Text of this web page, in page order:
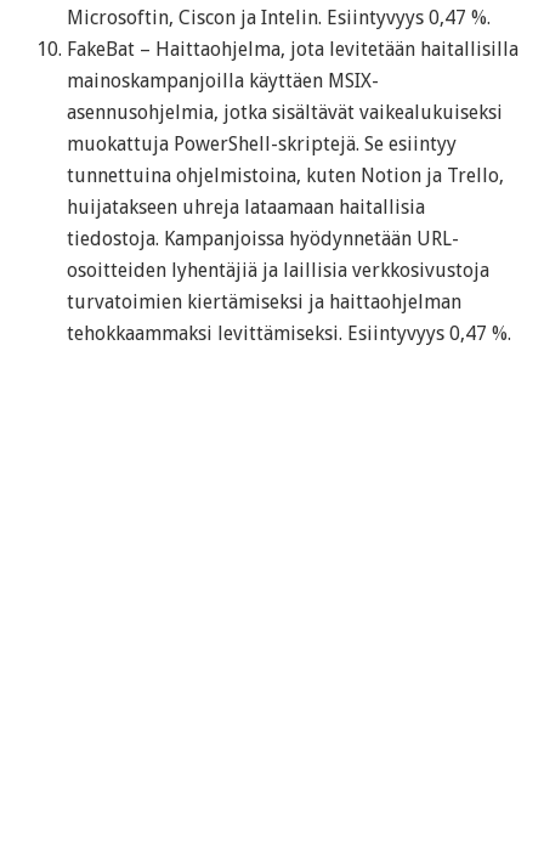
Microsoftin, Ciscon ja Intelin. Esiintyvyys 0,47 %.
FakeBat – Haittaohjelma, jota levitetään haitallisilla
mainoskampanjoilla käyttäen MSIX-
asennusohjelmia, jotka sisältävät vaikealukuiseksi
muokattuja PowerShell-skriptejä. Se esiintyy
tunnettuina ohjelmistoina, kuten Notion ja Trello,
huijatakseen uhreja lataamaan haitallisia
tiedostoja. Kampanjoissa hyödynnetään URL-
osoitteiden lyhentäjiä ja laillisia verkkosivustoja
turvatoimien kiertämiseksi ja haittaohjelman
tehokkaammaksi levittämiseksi. Esiintyvyys 0,47 %.